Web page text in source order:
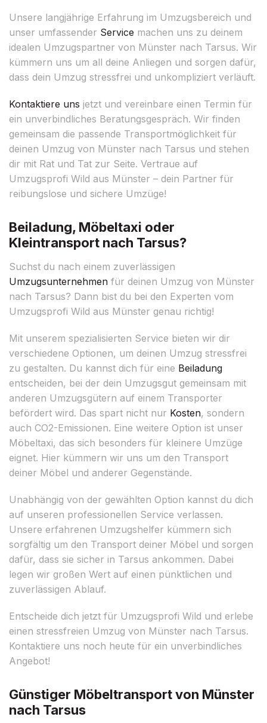
Unsere langjährige Erfahrung im Umzugsbereich und
unser umfassender Service machen uns zu deinem
idealen Umzugspartner von Münster nach Tarsus. Wir
kümmern uns um all deine Anliegen und sorgen dafür,
dass dein Umzug stressfrei und unkompliziert verläuft.
Kontaktiere uns jetzt und vereinbare einen Termin für
ein unverbindliches Beratungsgespräch. Wir finden
gemeinsam die passende Transportmöglichkeit für
deinen Umzug von Münster nach Tarsus und stehen
dir mit Rat und Tat zur Seite. Vertraue auf
Umzugsprofi Wild aus Münster – dein Partner für
reibungslose und sichere Umzüge!
Beiladung, Möbeltaxi oder
Kleintransport nach Tarsus?
Suchst du nach einem zuverlässigen
Umzugsunternehmen für deinen Umzug von Münster
nach Tarsus? Dann bist du bei den Experten vom
Umzugsprofi Wild aus Münster genau richtig!
Mit unserem spezialisierten Service bieten wir dir
verschiedene Optionen, um deinen Umzug stressfrei
zu gestalten. Du kannst dich für eine Beiladung
entscheiden, bei der dein Umzugsgut gemeinsam mit
anderen Umzugsgütern auf einem Transporter
befördert wird. Das spart nicht nur Kosten, sondern
auch CO2-Emissionen. Eine weitere Option ist unser
Möbeltaxi, das sich besonders für kleinere Umzüge
eignet. Hier kümmern wir uns um den Transport
deiner Möbel und anderer Gegenstände.
Unabhängig von der gewählten Option kannst du dich
auf unseren professionellen Service verlassen.
Unsere erfahrenen Umzugshelfer kümmern sich
sorgfältig um den Transport deiner Möbel und sorgen
dafür, dass sie sicher in Tarsus ankommen. Dabei
legen wir großen Wert auf einen pünktlichen und
zuverlässigen Ablauf.
Entscheide dich jetzt für Umzugsprofi Wild und erlebe
einen stressfreien Umzug von Münster nach Tarsus.
Kontaktiere uns noch heute für ein unverbindliches
Angebot!
Günstiger Möbeltransport von Münster
nach Tarsus